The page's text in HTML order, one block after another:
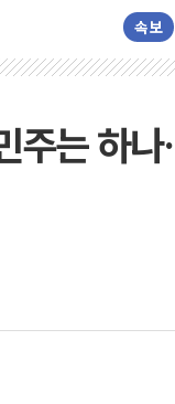
속보
주는 하